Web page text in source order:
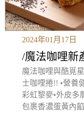
2024年01月17日
/魔法咖哩新
魔法咖哩與酷覓
士咖哩捲!! •營養
彩虹黎麥•外皮多
包裹香濃蛋黃內